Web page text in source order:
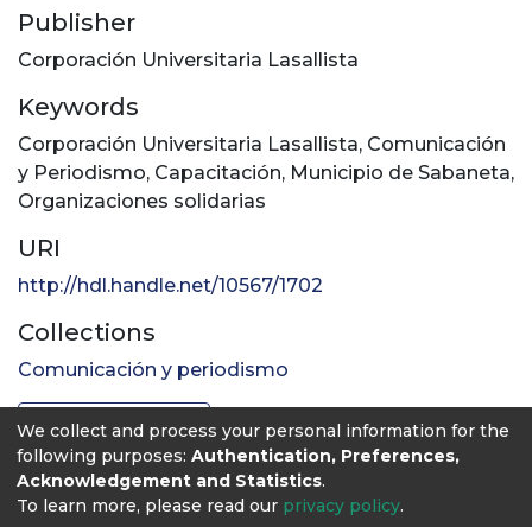
Publisher
Corporación Universitaria Lasallista
Keywords
Corporación Universitaria Lasallista, Comunicación
y Periodismo, Capacitación, Municipio de Sabaneta,
Organizaciones solidarias
URI
http://hdl.handle.net/10567/1702
Collections
Comunicación y periodismo
Full item page
We collect and process your personal information for the
following purposes: Authentication, Preferences,
Acknowledgement and Statistics.
To learn more, please read our privacy policy.